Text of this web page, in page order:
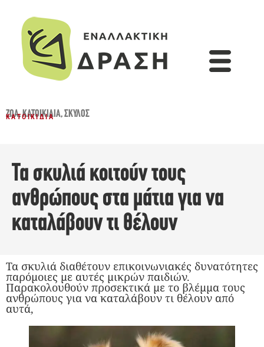
ΖΏΑ,ΚΑΤΟΙΚΊΔΙΑ,ΣΚΎΛΟΣ
ΚΑΤΟΙΚΊΔΙΑ
Τα σκυλιά κοιτούν τους
ανθρώπους στα μάτια για να
καταλάβουν τι θέλουν
Τα σκυλιά διαθέτουν επικοινωνιακές δυνατότητες
παρόμοιες με αυτές μικρών παιδιών.
Παρακολουθούν προσεκτικά με το βλέμμα τους
ανθρώπους για να καταλάβουν τι θέλουν από
αυτά,